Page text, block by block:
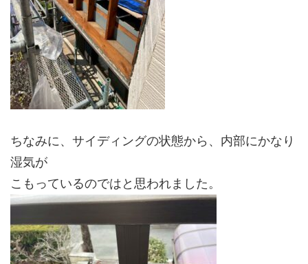
ちなみに、サイディングの状態から、内部にかなり
湿気が
こもっているのではと思われました。